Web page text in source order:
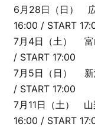
6月28日（日）
16:00 / START
7月4日（土）
/ START 17:00
7月5日（日）
/ START 17:00
7月11日（土）
16:00 / START